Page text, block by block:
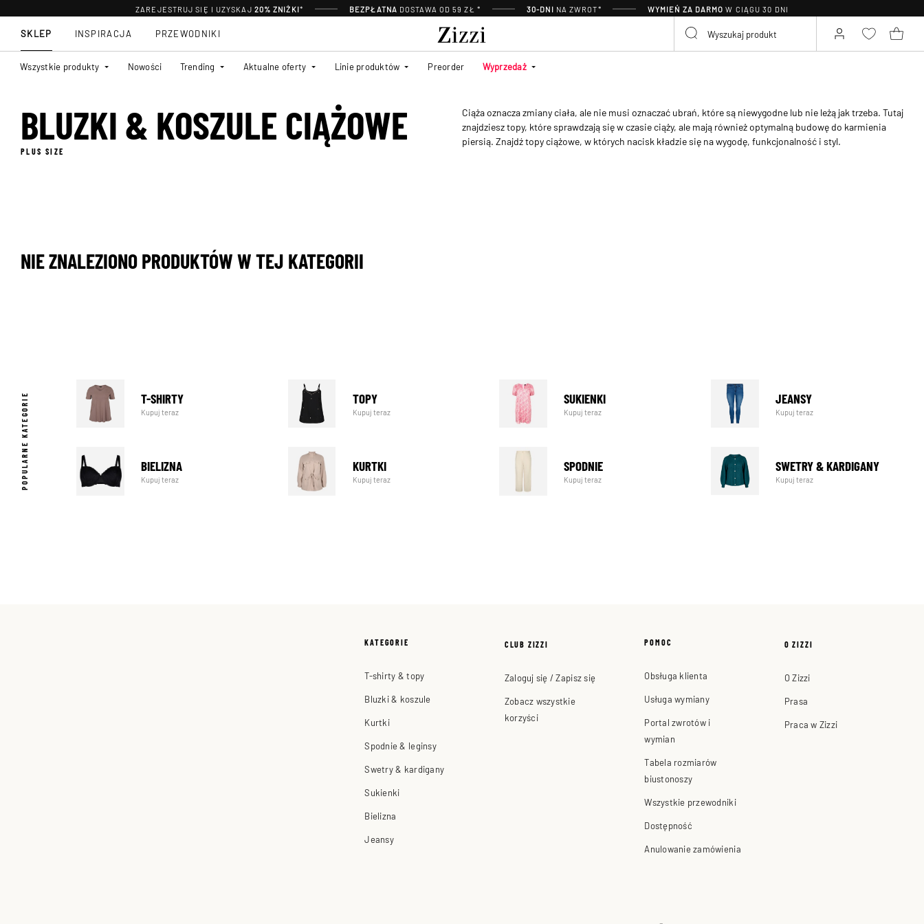
ZAREJESTRUJ SIĘ I UZYSKAJ 20% ZNIŻKI* BEZPŁATNA DOSTAWA OD 59 ZŁ * 30-DNI NA ZWROT* WYMIEŃ ZA DARMO W CIĄGU 30 DNI
SKLEP
Wszystkie produkty Nowości Trending Aktualne oferty Linie produktów Preorder Wyprzedaż
INSPIRACJA PRZEWODNIKI
BLUZKI & KOSZULE CIĄŻOWE
PLUS SIZE
Ciąża oznacza zmiany ciała, ale nie musi oznaczać ubrań, które są niewygodne lub nie leżą jak trzeba. Tutaj
znajdziesz topy, które sprawdzają się w czasie ciąży, ale mają również optymalną budowę do karmienia
piersią. Znajdź topy ciążowe, w których nacisk kładzie się na wygodę, funkcjonalność i styl.
NIE ZNALEZIONO PRODUKTÓW W TEJ KATEGORII
POPULARNE KATEGORIE T-SHIRTY
Kupuj teraz
TOPY
Kupuj teraz
SUKIENKI
Kupuj teraz
JEANSY
Kupuj teraz
BIELIZNA
Kupuj teraz
KURTKI
Kupuj teraz
SPODNIE
Kupuj teraz
SWETRY & KARDIGANY
Kupuj teraz
KATEGORIE
T-shirty & topy
Bluzki & koszule
Kurtki
Spodnie & leginsy
Swetry & kardigany
Sukienki
Bielizna
Jeansy
CLUB ZIZZI
Zaloguj się / Zapisz się
Zobacz wszystkie
korzyści
POMOC
Obsługa klienta
Usługa wymiany
Portal zwrotów i
wymian
Tabela rozmiarów
biustonoszy
Wszystkie przewodniki
Dostępność
Anulowanie zamówienia
O ZIZZI
O Zizzi
Prasa
Praca w Zizzi